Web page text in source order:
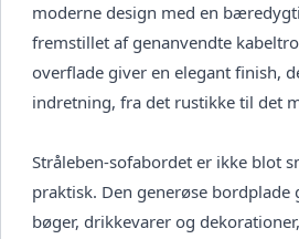
moderne design med en
fremstillet af genanvendte
overflade giver en elegant finish,
indretning, fra det rustikke til det
Stråleben-sofabordet er ikke blot
praktisk. Den generøse
bøger, drikkevarer og